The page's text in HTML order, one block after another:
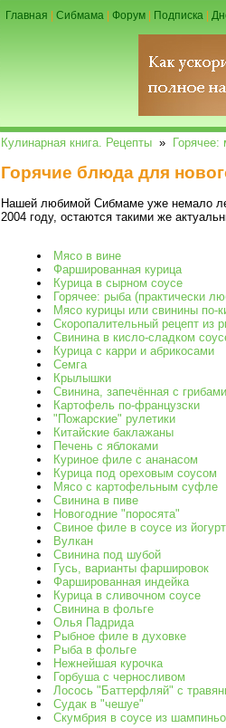
Главная Сибмама Форум Подписка
Кулинарная книга. Рецепты » Горячее:
Горячие блюда для
Нашей любимой Сибмаме уже немало
2004 году, остаются такими же
Мясо в вине
Фаршированная курица
Курица в сырном соусе
Горячее: рыба (практически
Мясо курицы или свинины по-
Скоропалительный рецепт из
Свинина в кисло-сладком
Курица с карри и абрикосами
Семга
Крылышки
Свинина, запечённая с грибами
Картофель по-французски
"Пожарские" рулетики
Китайские баклажаны
Печень с яблоками
Куриное филе с ананасом
Курица под ореховым соусом
Мясо с картофельным суфле
Свинина в пиве
Новогодние "поросята"
Свиное филе в соусе из
Вулкан
Свинина под шубой
Гусь, варианты фаршировок
Фаршированная индейка
Курица в сливочном соусе
Свинина в фольге
Олья Падрида
Рыбное филе в духовке
Рыба в фольге
Нежнейшая курочка
Горбуша с черносливом
Лосось "Баттерфляй" с
Судак в "чешуе"
Скумбрия в соусе из